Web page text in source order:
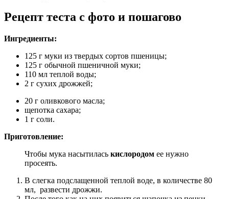
Рецепт теста с фото и пошагово
Ингредиенты:
125 г муки из твердых сортов пшеницы;
125 г обычной пшеничной муки;
110 мл теплой воды;
2 г сухих дрожжей;
20 г оливкового масла;
щепотка сахара;
1 г соли.
Приготовление:
Чтобы мука насытилась кислородом ее нужно
просеять.
В слегка подслащенной теплой воде, в количестве 80
мл, развести дрожжи.